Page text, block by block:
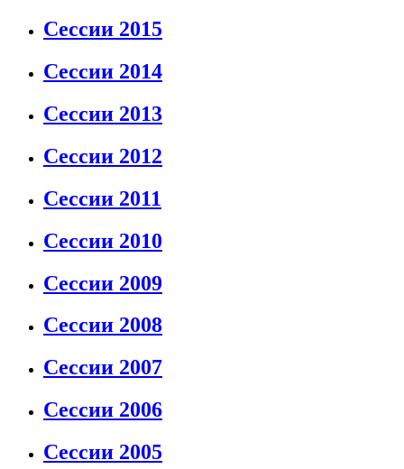
Сессии 2015
Сессии 2014
Сессии 2013
Сессии 2012
Сессии 2011
Сессии 2010
Сессии 2009
Сессии 2008
Сессии 2007
Сессии 2006
Сессии 2005